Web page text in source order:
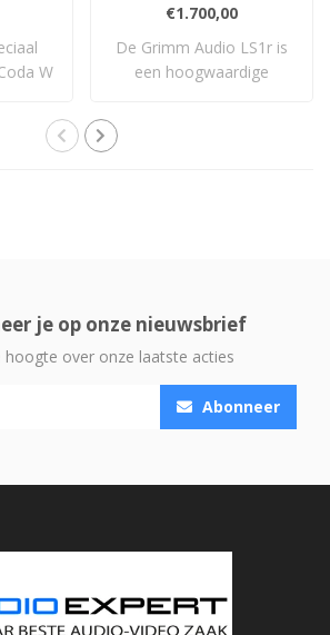
W
€1.700,00
De Grimm Audio LS1r is
een hoogwaardige
je op onze nieuwsbrief
hoogte over onze laatste acties
Abonneer